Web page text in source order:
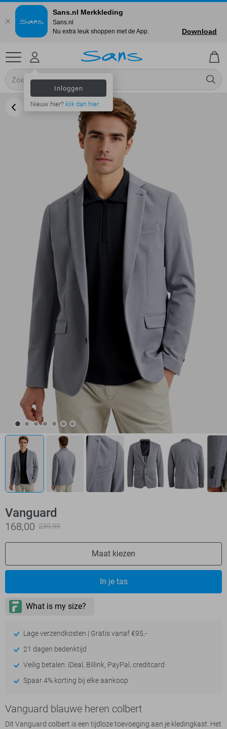
Inloggen
Nieuw hier? klik dan hier
Vanguard
168,00 239,99
Maat kiezen
In je tas
Lage verzendkosten | Gratis vanaf €95,-
21 dagen bedenktijd
Veilig betalen: iDeal, Billink, PayPal, creditcard
Spaar 4% korting bij elke aankoop
Vanguard blauwe heren colbert
Dit Vanguard colbert is een tijdloze toevoeging aan je kledingkast. Het
Sans.nl Merkkleding
Sans.nl
Nu extra leuk shoppen met de App.
Download